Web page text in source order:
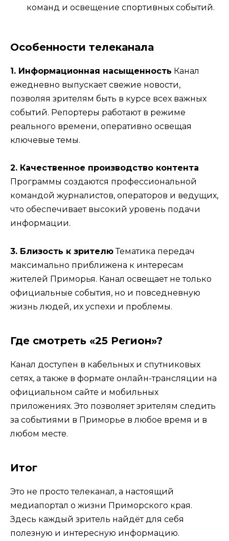
команд и освещение спортивных событий.
Особенности телеканала
1. Информационная насыщенность Канал
ежедневно выпускает свежие новости,
позволяя зрителям быть в курсе всех важных
событий. Репортеры работают в режиме
реального времени, оперативно освещая
ключевые темы.
2. Качественное производство контента
Программы создаются профессиональной
командой журналистов, операторов и ведущих,
что обеспечивает высокий уровень подачи
информации.
3. Близость к зрителюТематика передач
максимально приближена к интересам
жителей Приморья. Канал освещает не только
официальные события, но и повседневную
жизнь людей, их успехи и проблемы.
Где смотреть «25 Регион»?
Канал доступен в кабельных и спутниковых
сетях, а также в формате онлайн-трансляции на
официальном сайте и мобильных
приложениях. Это позволяет зрителям следить
за событиями в Приморье в любое время и в
любом месте.
Итог
Это не просто телеканал, а настоящий
медиапортал о жизни Приморского края.
Здесь каждый зритель найдёт для себя
полезную и интересную информацию.